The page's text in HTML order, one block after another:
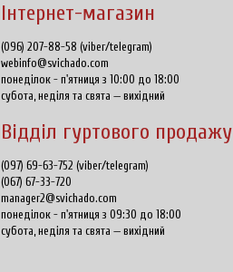
Інтернет-магазин
(096) 207-88-58 (viber/telegram)
webinfo@svichado.com
понеділок - п'ятниця з 10:00 до 18:00
субота, неділя та свята — вихідний
Відділ гуртового продажу
(097) 69-63-752 (viber/telegram)
(067) 67-33-720
manager2@svichado.com
понеділок - п'ятниця з 09:30 до 18:00
субота, неділя та свята — вихідний